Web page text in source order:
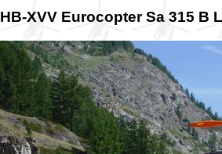
HB-XVV Eurocopter Sa 315 B